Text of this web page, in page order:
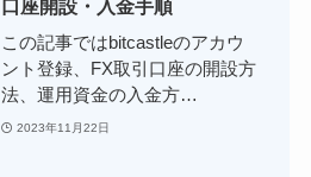
口座開設・入金手順
この記事ではbitcastleのアカウ
ント登録、FX取引口座の開設方
法、運用資金の入金方…
2023年11月22日